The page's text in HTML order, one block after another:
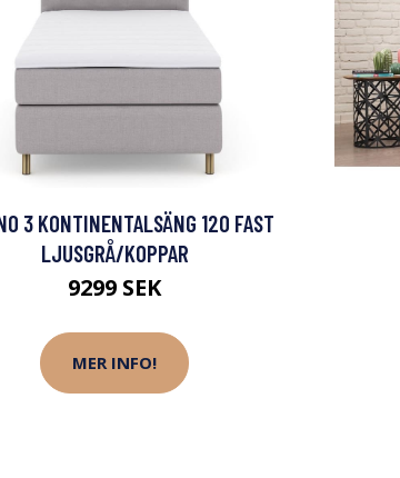
3 KONTINENTALSÄNG 120 FAST
LJUSGRÅ/KOPPAR
9299 SEK
MER INFO!